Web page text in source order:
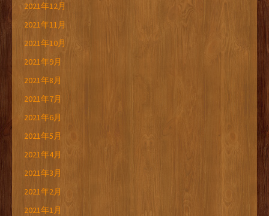
2021年12月
2021年11月
2021年10月
2021年9月
2021年8月
2021年7月
2021年6月
2021年5月
2021年4月
2021年3月
2021年2月
2021年1月